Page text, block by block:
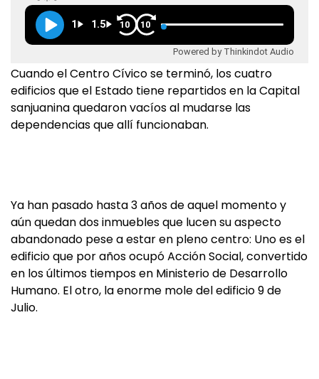
1 1.5 10 10
Powered by Thinkindot Audio
Cuando el Centro Cívico se terminó, los cuatro
edificios que el Estado tiene repartidos en la Capital
sanjuanina quedaron vacíos al mudarse las
dependencias que allí funcionaban.
Ya han pasado hasta 3 años de aquel momento y
aún quedan dos inmuebles que lucen su aspecto
abandonado pese a estar en pleno centro: Uno es el
edificio que por años ocupó Acción Social, convertido
en los últimos tiempos en Ministerio de Desarrollo
Humano. El otro, la enorme mole del edificio 9 de
Julio.